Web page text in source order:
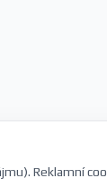
Reklamní